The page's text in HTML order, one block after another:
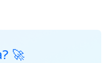
? 🚀